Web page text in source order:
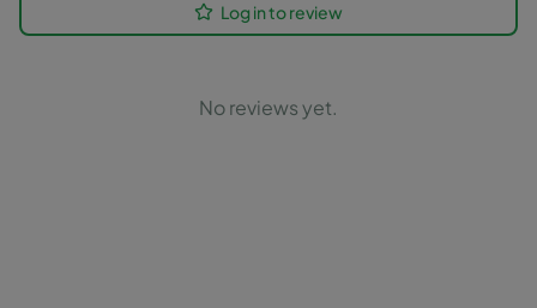
Log in to review
No reviews yet.